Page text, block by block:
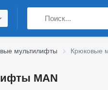
мультилифты Крюковые
MAN